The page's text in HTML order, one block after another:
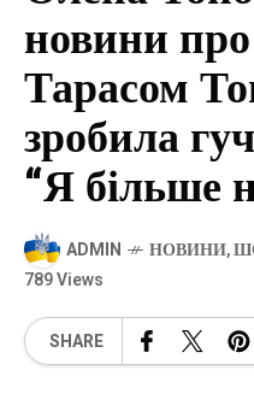
новини
Тарасом
зробила
“Я більше
ADMIN НОВИНИ,
789 Views
SHARE